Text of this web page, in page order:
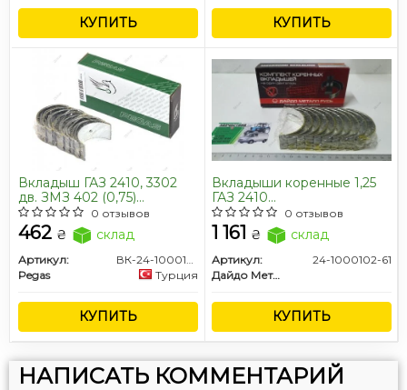
КУПИТЬ КУПИТЬ
Вкладыш ГАЗ 2410, 3302
дв. ЗМЗ 402 (0,75)
шатунный, (оригинал) к-т
0 отзывов
462 ₴ склад
Артикул:
Pegas
Турция
КУПИТЬ
Вкладыши коренные 1,25
ГАЗ 2410
Газель,Соболь,Газель
NEXT,Бизнес,Волга,УАЗ
дв.402,4215,4216,4213,Evotech
2,7 (покупн. ЗМЗ)
0 отзывов
1 161 ₴ склад
Артикул:
24-1000102-61
Дайдо Металл Русь
КУПИТЬ
НАПИСАТЬ КОММЕНТАРИЙ